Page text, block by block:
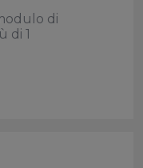
di
di 1